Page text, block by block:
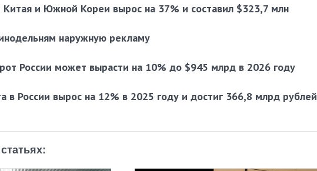
и Южной Кореи вырос на 37% и составил $323,7 млн
наружную рекламу
России может вырасти на 10% до $945 млрд в 2026 году
в России вырос на 12% в 2025 году и достиг 366,8 млрд рублей